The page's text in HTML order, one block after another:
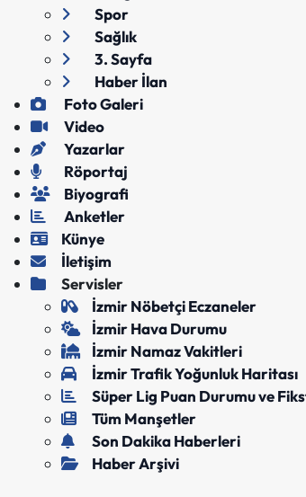
Spor
Sağlık
3. Sayfa
Haber İlan
Foto Galeri
Video
Yazarlar
Röportaj
Biyografi
Anketler
Künye
İletişim
Servisler
İzmir Nöbetçi Eczaneler
İzmir Hava Durumu
İzmir Namaz Vakitleri
İzmir Trafik Yoğunluk Haritası
Süper Lig Puan Durumu ve
Tüm Manşetler
Son Dakika Haberleri
Haber Arşivi